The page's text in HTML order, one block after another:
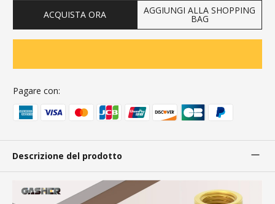
ACQUISTA ORA AGGIUNGI ALLA SHOPPING
BAG
Pagare con:
Descrizione del prodotto